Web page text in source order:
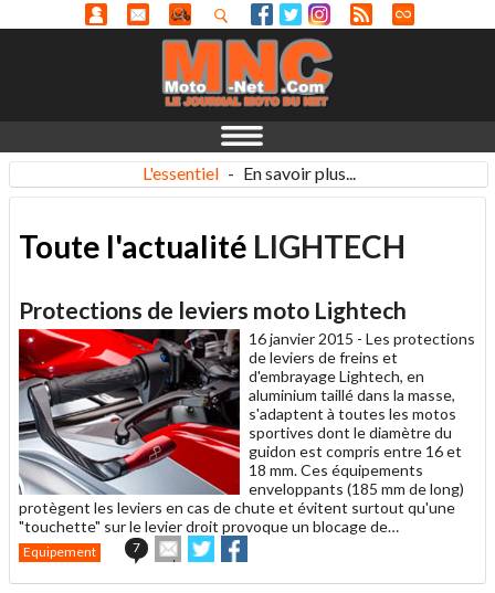
L'essentiel - En savoir plus...
Toute l'actualité LIGHTECH
Protections de leviers moto Lightech
16 janvier 2015 - Les protections
de leviers de freins et
d'embrayage Lightech, en
aluminium taillé dans la masse,
s'adaptent à toutes les motos
sportives dont le diamètre du
guidon est compris entre 16 et
18 mm. Ces équipements
enveloppants (185 mm de long)
protègent les leviers en cas de chute et évitent surtout qu'une
"touchette" sur le levier droit provoque un blocage de…
Equipement 7
Envoyer
cet
article
Partager
sur
Twitter
sur
Facebook